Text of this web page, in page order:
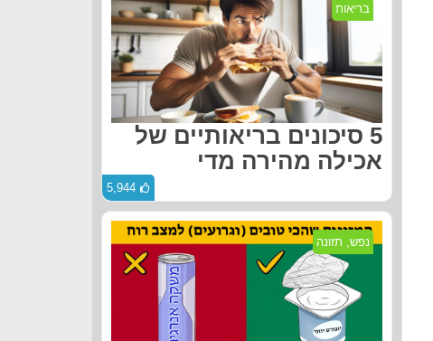
בריאות
5 סיכונים בריאותיים של
אכילה מהירה מדי
5,944
נפש תזונה